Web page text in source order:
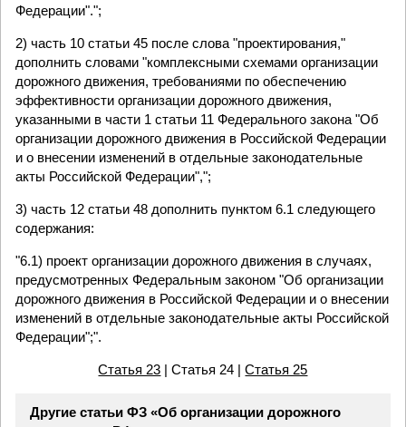
Федерации".";
2) часть 10 статьи 45 после слова "проектирования,"
дополнить словами "комплексными схемами организации
дорожного движения, требованиями по обеспечению
эффективности организации дорожного движения,
указанными в части 1 статьи 11 Федерального закона "Об
организации дорожного движения в Российской Федерации
и о внесении изменений в отдельные законодательные
акты Российской Федерации",";
3) часть 12 статьи 48 дополнить пунктом 6.1 следующего
содержания:
"6.1) проект организации дорожного движения в случаях,
предусмотренных Федеральным законом "Об организации
дорожного движения в Российской Федерации и о внесении
изменений в отдельные законодательные акты Российской
Федерации";".
Статья 23 | Статья 24 |Статья 25
Другие статьи ФЗ «Об организации дорожного